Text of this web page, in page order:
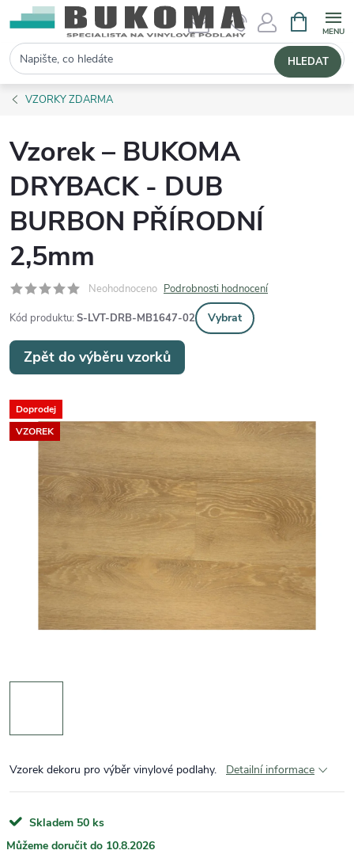
Hledat HLEDAT
VZORKY ZDARMA
Vzorek – BUKOMA
DRYBACK - DUB
BURBON PŘÍRODNÍ
2,5mm
Neohodnoceno Podrobnosti hodnocení
Kód produktu: S-LVT-DRB-MB1647-02 Vybrat
Zpět do výběru vzorků
Doprodej
VZOREK
Vzorek dekoru pro výběr vinylové podlahy. Detailní informace
Skladem 50 ks
10.8.2026